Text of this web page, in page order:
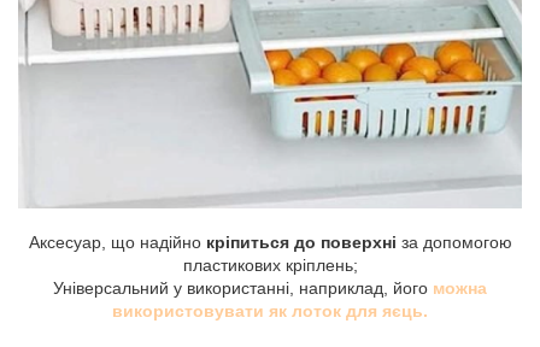
Аксесуар, що надійно кріпиться до поверхні за допомогою
пластикових кріплень;
Універсальний у використанні, наприклад, його можна
використовувати як лоток для яєць.